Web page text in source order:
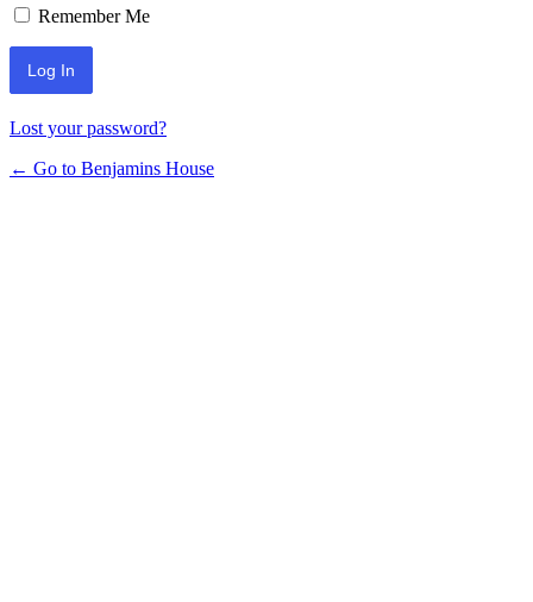
Remember Me
Lost your password?
← Go to Benjamins House